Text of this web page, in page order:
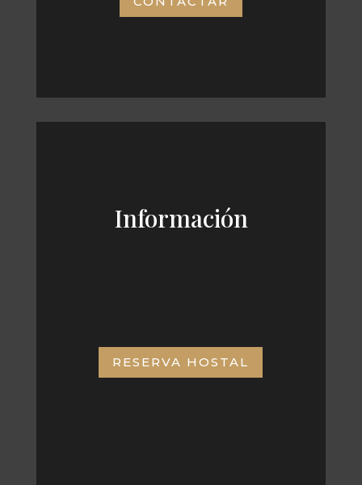
Información
RESERVA HOSTAL